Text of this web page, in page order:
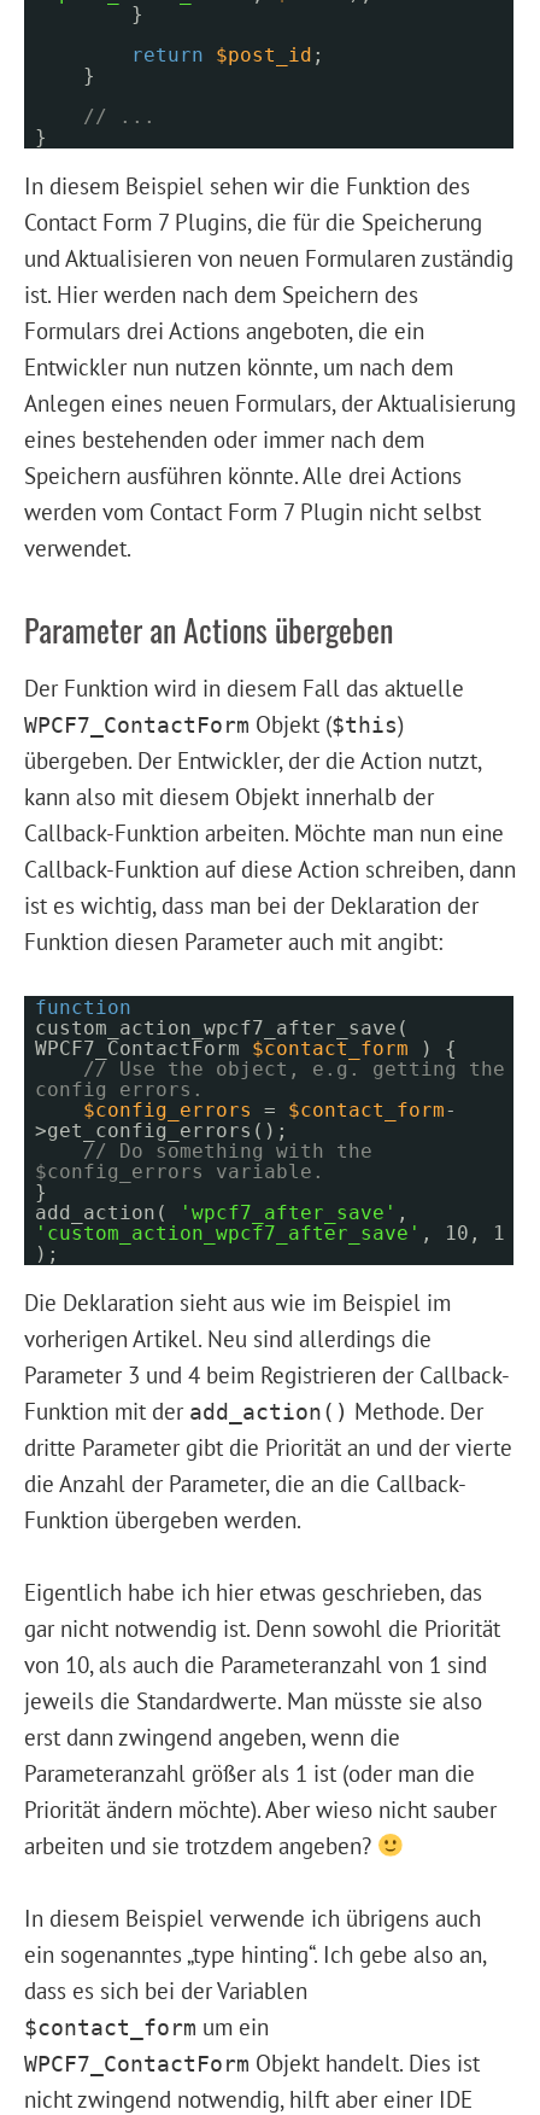
}
return
$post_id ;
}
// ...
}
In diesem Beispiel sehen wir die Funktion des
Contact Form 7 Plugins, die für die Speicherung
und Aktualisieren von neuen Formularen zuständig
ist. Hier werden nach dem Speichern des
Formulars drei Actions angeboten, die ein
Entwickler nun nutzen könnte, um nach dem
Anlegen eines neuen Formulars, der Aktualisierung
eines bestehenden oder immer nach dem
Speichern ausführen könnte. Alle drei Actions
werden vom Contact Form 7 Plugin nicht selbst
verwendet.
Parameter an Actions übergeben
Der Funktion wird in diesem Fall das aktuelle
WPCF7_ContactForm Objekt ($this)
übergeben. Der Entwickler, der die Action nutzt,
kann also mit diesem Objekt innerhalb der
Callback-Funktion arbeiten. Möchte man nun eine
Callback-Funktion auf diese Action schreiben, dann
ist es wichtig, dass man bei der Deklaration der
Funktion diesen Parameter auch mit angibt:
function
custom_action_wpcf7_after_save(
WPCF7_ContactForm $contact_form
) {
// Use the object, e.g. getting the
config errors.
$config_errors
= $contact_form-
>get_config_errors();
// Do something with the
$config_errors variable.
}
add_action(
'wpcf7_after_save' ,
'custom_action_wpcf7_after_save' , 10, 1
);
Die Deklaration sieht aus wie im Beispiel im
vorherigen Artikel. Neu sind allerdings die
Parameter 3 und 4 beim Registrieren der Callback-
Funktion mit der add_action() Methode. Der
dritte Parameter gibt die Priorität an und der vierte
die Anzahl der Parameter, die an die Callback-
Funktion übergeben werden.
Eigentlich habe ich hier etwas geschrieben, das
gar nicht notwendig ist. Denn sowohl die Priorität
von 10, als auch die Parameteranzahl von 1 sind
jeweils die Standardwerte. Man müsste sie also
erst dann zwingend angeben, wenn die
Parameteranzahl größer als 1 ist (oder man die
Priorität ändern möchte). Aber wieso nicht sauber
arbeiten und sie trotzdem angeben?
In diesem Beispiel verwende ich übrigens auch
ein sogenanntes „type hinting“. Ich gebe also an,
dass es sich bei der Variablen
$contact_form um ein
WPCF7_ContactForm Objekt handelt. Dies ist
nicht zwingend notwendig, hilft aber einer IDE